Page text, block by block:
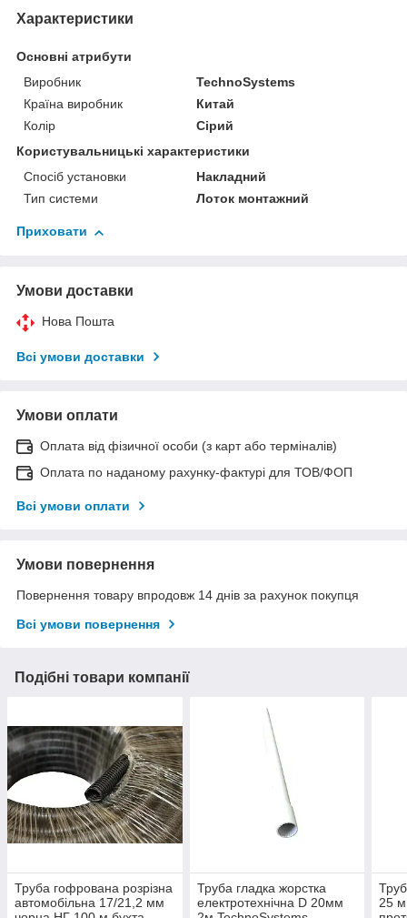
Характеристики
Основні атрибути
Виробник
TechnoSystems
Країна виробник
Китай
Колір
Сірий
Користувальницькі характеристики
Спосіб установки
Накладний
Тип системи
Лоток монтажний
Приховати
Умови доставки
Нова Пошта
Всі умови доставки
Умови оплати
Оплата від фізичної особи (з карт або терміналів)
Оплата по наданому рахунку-фактурі для ТОВ/ФОП
Всі умови оплати
Умови повернення
Повернення товару впродовж 14 днів за рахунок покупця
Всі умови повернення
Подібні товари компанії
Труба гофрована розрізна
автомобільна 17/21,2 мм
Труба гладка жорстка
електротехнічна D 20мм
25